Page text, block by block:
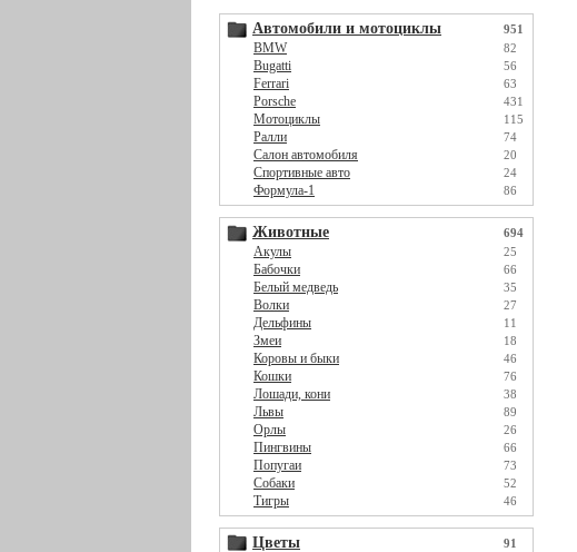
Автомобили и мотоциклы 951
BMW 82
Bugatti 56
Ferrari 63
Porsche 431
Мотоциклы 115
Ралли 74
Салон автомобиля 20
Спортивные авто 24
Формула-1 86
Животные 694
Акулы 25
Бабочки 66
Белый медведь 35
Волки 27
Дельфины 11
Змеи 18
Коровы и быки 46
Кошки 76
Лошади, кони 38
Львы 89
Орлы 26
Пингвины 66
Попугаи 73
Собаки 52
Тигры 46
Цветы 91